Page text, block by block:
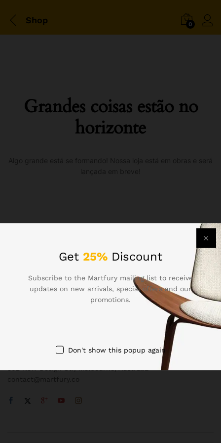
Shop 0
Grandes coisas estão no
horizonte
1800 97 97 69
502 New Design Str, Melbourne, Australia
Get 25% Discount
Subscribe to the Martfury mailing list to receive
updates on new arrivals, special offers and our
promotions.
Don't show this popup again